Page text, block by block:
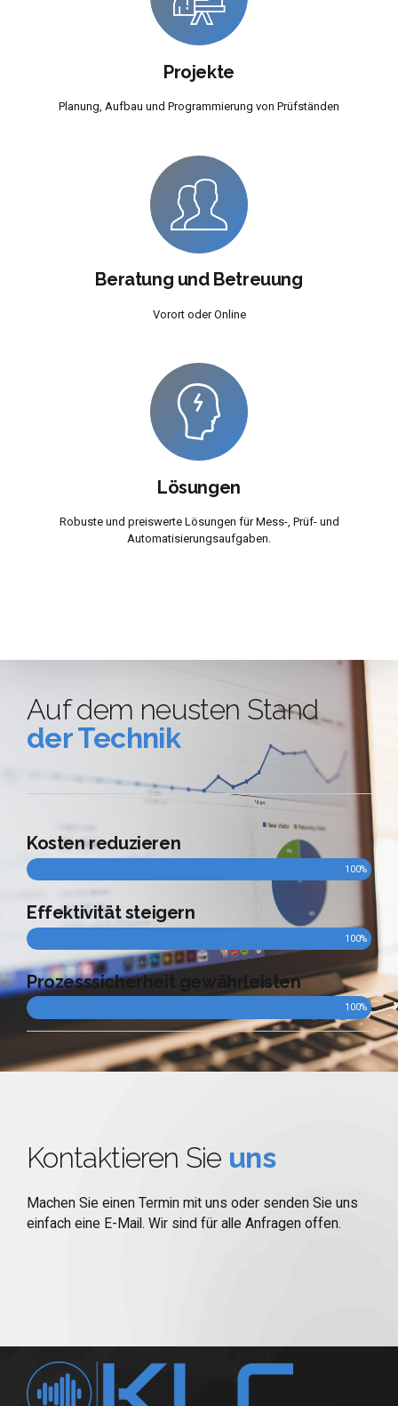
Projekte
Planung, Aufbau und Programmierung von Prüfständen
Beratung und Betreuung
Vorort oder Online
Lösungen
Robuste und preiswerte Lösungen für Mess-, Prüf- und
Automatisierungsaufgaben.
Auf dem neusten Stand
der Technik
Kosten reduzieren
100%
Effektivität steigern
100%
Prozesssicherheit gewährleisten
100%
Kontaktieren Sie uns
Machen Sie einen Termin mit uns oder senden Sie uns
einfach eine E-Mail. Wir sind für alle Anfragen offen.